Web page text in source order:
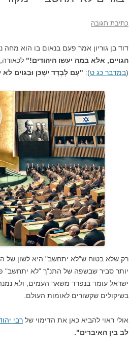
כתיבת תגובה
דוד בן גוריון אמר פעם בנאום בו הוא מחה
הגויים, אלא במה יעשו היהודים!"
(במדבר כג ט): "עָם לְבָדָד יִשְׁכֹּן וּבַגּוֹיִם
רק שלא בטוח ש"לא יתחשב" היא לשון של
יותר סביר שבשפה של התנ"ך "לא יתחשב"
ישראל עומד בנפרד משאר העמים, ולא
בשיקולים שקשורים לאומות העולם.
אולי ראוי להביא כאן את הדימוי של רבי
לב בין האיברים".